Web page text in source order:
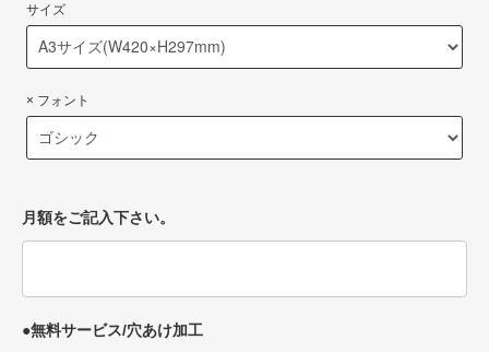
サイズ
× フォント
月額をご記入下さい。
●無料サービス/穴あけ加工